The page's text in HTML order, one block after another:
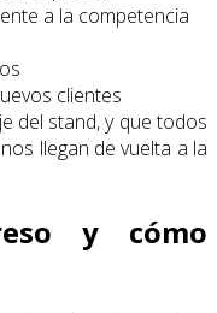
a la competencia
clientes
del stand, y que todos
llegan de vuelta a la
y cómo